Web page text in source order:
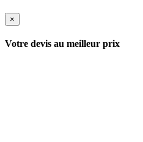
×
Votre devis au meilleur prix